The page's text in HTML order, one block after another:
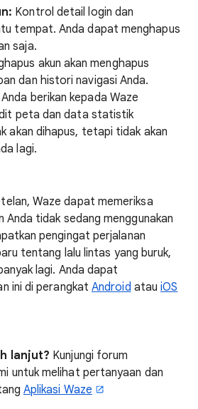
Kontrol detail login dan
tempat. Anda dapat menghapus
saja.
akun akan menghapus
dan histori navigasi Anda.
berikan kepada Waze
peta dan data statistik
akan dihapus, tetapi tidak akan
lagi.
Waze dapat memeriksa
Anda tidak sedang menggunakan
pengingat perjalanan
tentang lalu lintas yang buruk,
lagi. Anda dapat
ini di perangkatAndroid atauiOS
lanjut? Kunjungi forum
untuk melihat pertanyaan dan
Aplikasi Waze